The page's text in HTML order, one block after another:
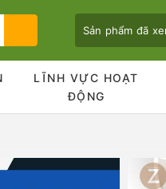
Sản phẩm đã
nào
LĨNH VỰC HOẠT
ĐỘNG